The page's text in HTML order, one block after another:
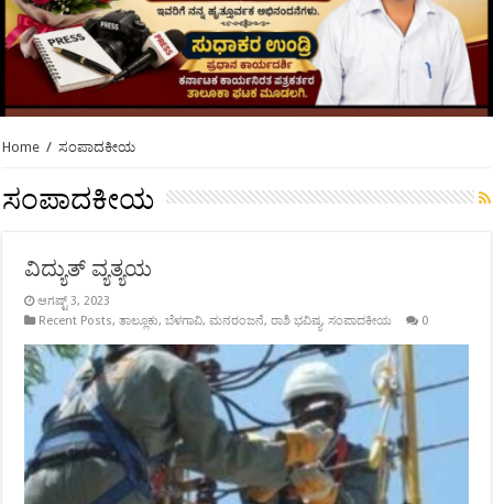
Home / ಸಂಪಾದಕೀಯ
ಸಂಪಾದಕೀಯ
ವಿದ್ಯುತ್ ವ್ಯತ್ಯಯ
ಆಗಷ್ಟ್ 3, 2023
Recent Posts,ತಾಲ್ಲೂಕು,ಬೆಳಗಾವಿ,ಮನರಂಜನೆ,ರಾಶಿ ಭವಿಷ್ಯ,ಸಂಪಾದಕೀಯ 0